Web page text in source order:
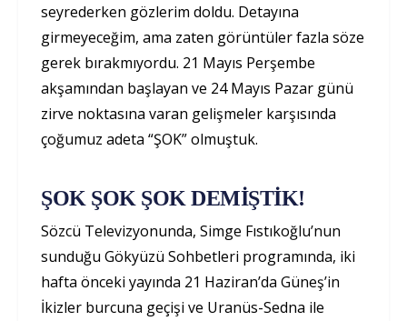
seyrederken gözlerim doldu. Detayına
girmeyeceğim, ama zaten görüntüler fazla söze
gerek bırakmıyordu. 21 Mayıs Perşembe
akşamından başlayan ve 24 Mayıs Pazar günü
zirve noktasına varan gelişmeler karşısında
çoğumuz adeta “ŞOK” olmuştuk.
ŞOK ŞOK ŞOK DEMİŞTİK!
Sözcü Televizyonunda, Simge Fıstıkoğlu’nun
sunduğu Gökyüzü Sohbetleri programında, iki
hafta önceki yayında 21 Haziran’da Güneş’in
İkizler burcuna geçişi ve Uranüs-Sedna ile